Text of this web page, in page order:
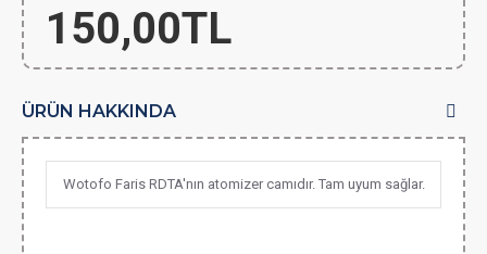
150,00TL
ÜRÜN HAKKINDA
Wotofo Faris RDTA'nın atomizer camıdır. Tam uyum sağlar.